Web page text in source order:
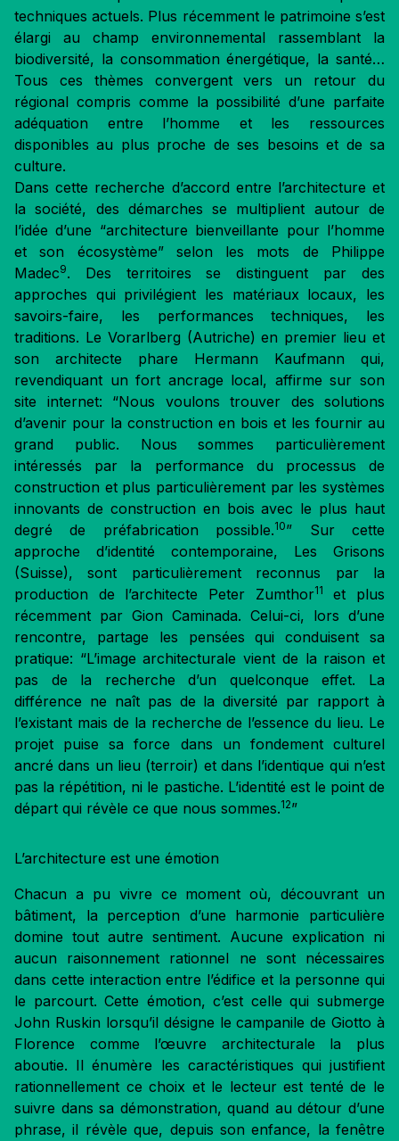
techniques actuels. Plus récemment le patrimoine s’est
élargi au champ environnemental rassemblant la
biodiversité, la consommation énergétique, la santé…
Tous ces thèmes convergent vers un retour du
régional compris comme la possibilité d’une parfaite
adéquation entre l’homme et les ressources
disponibles au plus proche de ses besoins et de sa
culture.
Dans cette recherche d’accord entre l’architecture et
la société, des démarches se multiplient autour de
l’idée d’une “architecture bienveillante pour l’homme
et son écosystème” selon les mots de Philippe
Madec9. Des territoires se distinguent par des
approches qui privilégient les matériaux locaux, les
savoirs-faire, les performances techniques, les
traditions. Le Vorarlberg (Autriche) en premier lieu et
son architecte phare Hermann Kaufmann qui,
revendiquant un fort ancrage local, affirme sur son
site internet: “Nous voulons trouver des solutions
d’avenir pour la construction en bois et les fournir au
grand public. Nous sommes particulièrement
intéressés par la performance du processus de
construction et plus particulièrement par les systèmes
innovants de construction en bois avec le plus haut
degré de préfabrication possible.10” Sur cette
approche d’identité contemporaine, Les Grisons
(Suisse), sont particulièrement reconnus par la
production de l’architecte Peter Zumthor11
et plus
récemment par Gion Caminada. Celui-ci, lors d’une
rencontre, partage les pensées qui conduisent sa
pratique: “L’image architecturale vient de la raison et
pas de la recherche d’un quelconque effet. La
différence ne naît pas de la diversité par rapport à
l’existant mais de la recherche de l’essence du lieu. Le
projet puise sa force dans un fondement culturel
ancré dans un lieu (terroir) et dans l’identique qui n’est
pas la répétition, ni le pastiche. L’identité est le point de
départ qui révèle ce que nous sommes.12”
L’architecture est une émotion
Chacun a pu vivre ce moment où, découvrant un
bâtiment, la perception d’une harmonie particulière
domine tout autre sentiment. Aucune explication ni
aucun raisonnement rationnel ne sont nécessaires
dans cette interaction entre l’édifice et la personne qui
le parcourt. Cette émotion, c’est celle qui submerge
John Ruskin lorsqu’il désigne le campanile de Giotto à
Florence comme l’œuvre architecturale la plus
aboutie. Il énumère les caractéristiques qui justifient
rationnellement ce choix et le lecteur est tenté de le
suivre dans sa démonstration, quand au détour d’une
phrase, il révèle que, depuis son enfance, la fenêtre